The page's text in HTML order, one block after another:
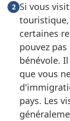
2 Si vous
certaines
pouvez
bénévole.
que vous
pays. Les